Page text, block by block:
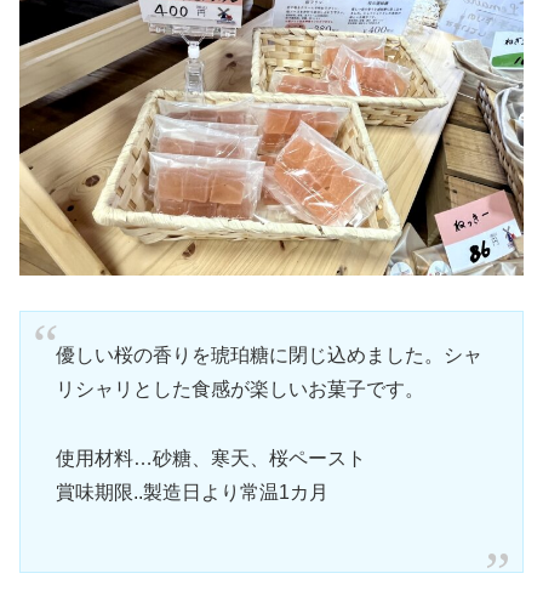
優しい桜の香りを琥珀糖に閉じ込めました。シャ
リシャリとした食感が楽しいお菓子です。
使用材料…砂糖、寒天、桜ペースト
賞味期限..製造日より常温1カ月